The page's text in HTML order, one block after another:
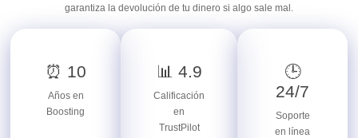
garantiza la devolución de tu dinero si algo sale mal.
⏰ 10
Años en
Boosting
📊 4.9
Calificación
en
TrustPilot
🕒
24/7
Soporte
en línea